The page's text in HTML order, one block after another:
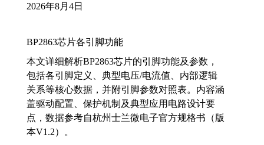
2026年8月4日
BP2863芯片各引脚功能
本文详细解析BP2863芯片的引脚功能及参数，
包括各引脚定义、典型电压/电流值、内部逻辑
关系等核心数据，并附引脚参数对照表。内容涵
盖驱动配置、保护机制及典型应用电路设计要
点，数据参考自杭州士兰微电子官方规格书（版
本V1.2）。